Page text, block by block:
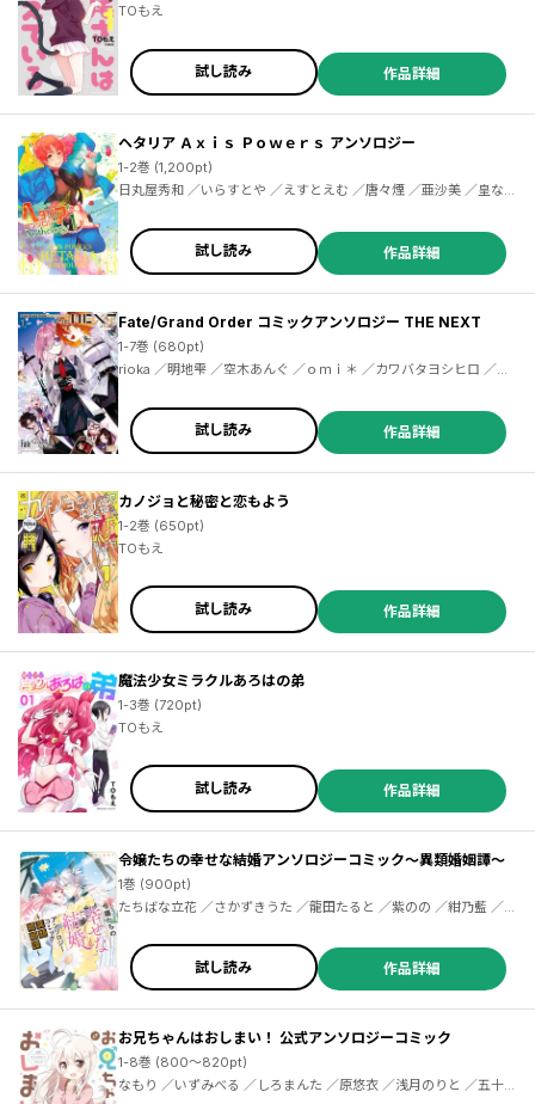
TOもえ
試し読み 作品詳細
ヘタリア Ａｘｉｓ Ｐｏｗｅｒｓ アンソロジー
1-2巻 (1,200pt)
日丸屋秀和 ／いらすとや ／えすとえむ ／唐々煙 ／亜沙美 ／皇なつ
／露木彩 ／鳥屋 ／松羅弁当 ／祀木円 ／雪子 ／連打一人 ／星野リ
リィ ／三月えみ ／リカチ ／さいとう・たかを ／小林ユミヲ ／三家
本礼 ／秋月壱葉 ／芥河和真 ／稲空穂 ／ＩＲＩＡＳＵ ／泡沫 ／白
試し読み 作品詳細
Fate/Grand Order コミックアンソロジー THE NEXT
1-7巻 (680pt)
rioka ／明地雫 ／空木あんぐ ／ｏｍｉ＊ ／カワバタヨシヒロ ／星子 ／モス ／あぐ ／いちみ ／狂zip ／ぎんもく ／伊達ちまき ／丹娜 ／ひらかわ ／ヒロサキ ／星野真 ／まりまりも ／三國大和 ／みすみ ／メイジ ／もりこっこ ／ゆーま ／由上ゴーシュ ／ロドニィ ／ＬＡＭ ／赤羽ぜろ ／秋月まく ／浅草九十九 ／芦田ゆり ／衣丘わこ ／しーめ ／高原由 ／だにまる ／奈春 ／野宮けい ／あるでぃ ／eno ／ｐｏｐｕｒｕ ／水溜鳥 ／ユキモト
試し読み 作品詳細
カノジョと秘密と恋もよう
1-2巻 (650pt)
TOもえ
試し読み 作品詳細
魔法少女ミラクルあろはの弟
1-3巻 (720pt)
TOもえ
試し読み 作品詳細
令嬢たちの幸せな結婚アンソロジーコミック～異類婚姻譚～
1巻 (900pt)
たちばな立花 ／さかずきうた ／龍田たると ／紫のの ／紺乃藍 ／
試し読み 作品詳細
お兄ちゃんはおしまい！ 公式アンソロジーコミック
1-8巻 (800～820pt)
なもり ／いずみべる ／しろまんた ／原悠衣 ／浅月のりと ／五十嵐正邦 ／杜若わか ／川村拓 ／小林キナ ／こめつぶ ／すか ／タダノなつ ／槌居 ／ねこうめ ／藤近小梅 ／森みさき ／結城心一 ／優木すず ／ひろやまひろし ／ホリ ／おにお ／かまぼこＲＥＤ ／クール教信者 ／ｚｉｎｂｅｉ ／せらみっく ／空翔俊介 ／時田時雨 ／ドバト ／ハトポポコ ／福岡太朗 ／ろんな ／黒田ｂｂ ／足立いまる ／9℃ ／サスケ ／豊林サカネ ／はみ ／majoccoid ／ゆうち巳くみ ／雪本愁二